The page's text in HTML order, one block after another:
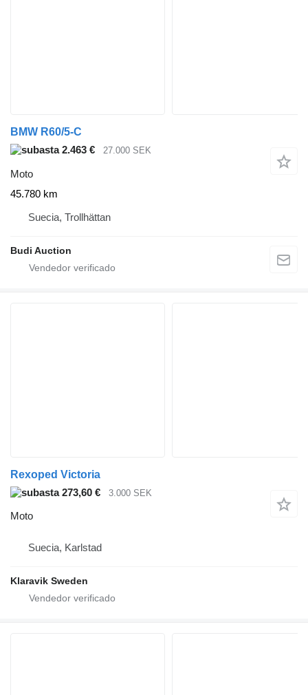
BMW R60/5-C
2.463 €
27.000 SEK
Moto
45.780 km
Suecia, Trollhättan
Budi Auction
Rexoped Victoria
273,60 €
3.000 SEK
Moto
Suecia, Karlstad
Klaravik Sweden